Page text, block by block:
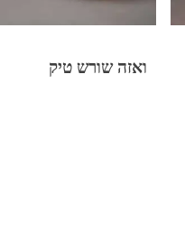
ואזה שורש טיק